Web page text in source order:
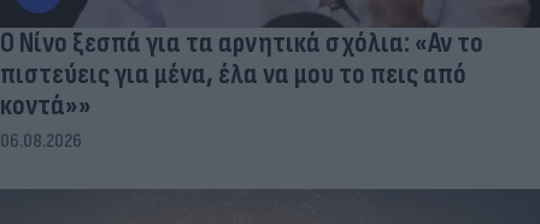
Ο Νίνο ξεσπά για τα αρνητικά σχόλια: «Αν το
πιστεύεις για μένα, έλα να μου το πεις από
κοντά»»
06.08.2026